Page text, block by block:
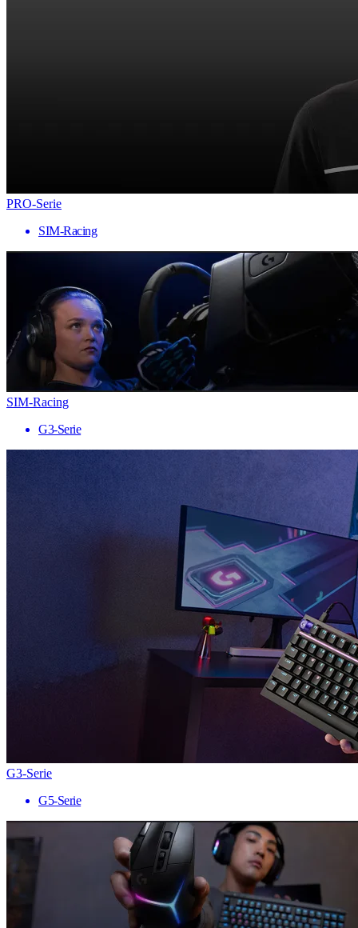
PRO-Serie
SIM-Racing
SIM-Racing
G3-Serie
G3-Serie
G5-Serie